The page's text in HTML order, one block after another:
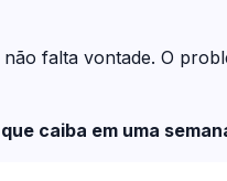
falta vontade. O
caiba em uma